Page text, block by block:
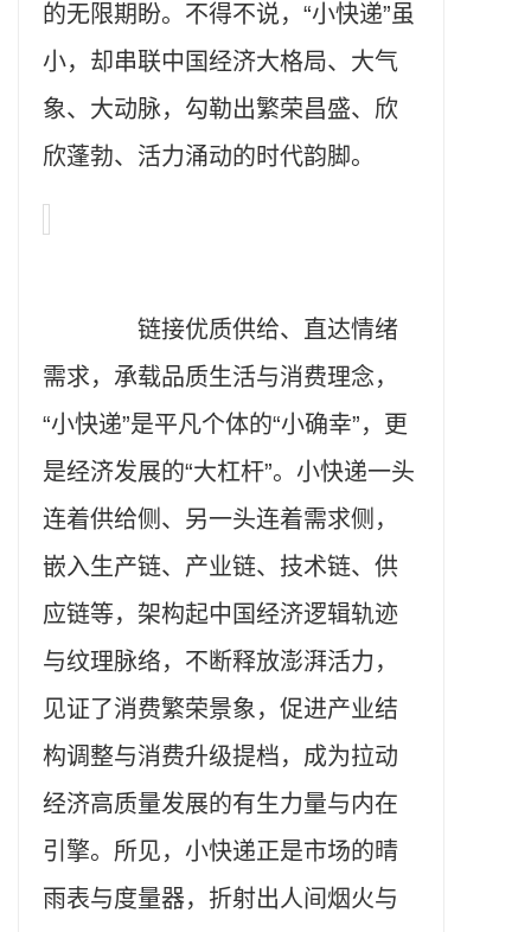
的无限期盼。不得不说，“小快递”虽
小，却串联中国经济大格局、大气
象、大动脉，勾勒出繁荣昌盛、欣
欣蓬勃、活力涌动的时代韵脚。
链接优质供给、直达情绪
需求，承载品质生活与消费理念，
“小快递”是平凡个体的“小确幸”，更
是经济发展的“大杠杆”。小快递一头
连着供给侧、另一头连着需求侧，
嵌入生产链、产业链、技术链、供
应链等，架构起中国经济逻辑轨迹
与纹理脉络，不断释放澎湃活力，
见证了消费繁荣景象，促进产业结
构调整与消费升级提档，成为拉动
经济高质量发展的有生力量与内在
引擎。所见，小快递正是市场的晴
雨表与度量器，折射出人间烟火与